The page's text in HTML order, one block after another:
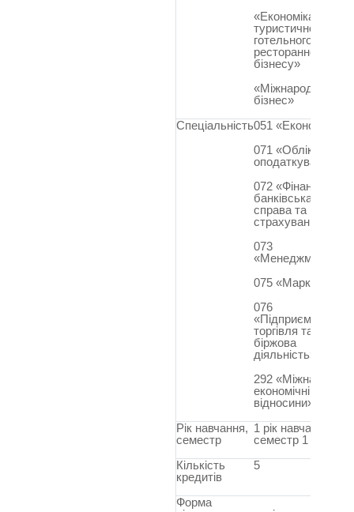
«Економіка
туристичного,
готельного та
ресторанного
бізнесу»
«Міжнародний
бізнес»
Спеціальність051 «Економіка»
071 «Облік і
оподаткування»
072 «Фінанси,
банківська
справа та
страхування»
073
«Менеджмент»
075 «Маркетинг»
076
«Підприємництво,
торгівля та
біржова
діяльність»,
292 «Міжнародні
економічні
відносини».
Рік навчання,
семестр
1 рік навчання,
семестр 1
Кількість
кредитів
5
Форма